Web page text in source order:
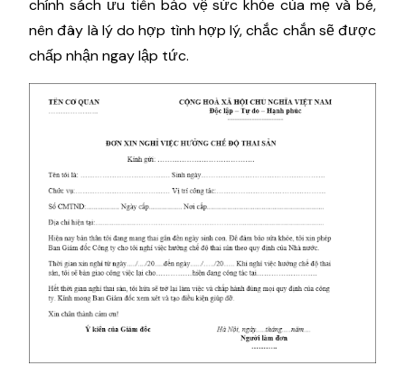
chính sách ưu tiên bảo vệ sức khỏe của mẹ và bé,
nên đây là lý do hợp tình hợp lý, chắc chắn sẽ được
chấp nhận ngay lập tức.